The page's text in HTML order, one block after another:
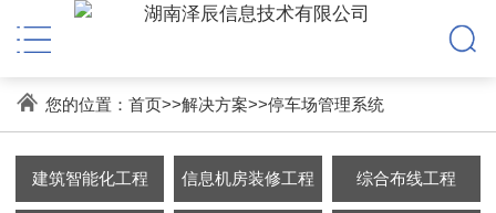
您的位置： 首页>>解决方案>>停车场管理系统
建筑智能化工程 信息机房装修工程 综合布线工程